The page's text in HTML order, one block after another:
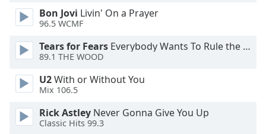
window.
Text
Color
Opacity
Text
Bon Jovi Livin' On a Prayer
96.5 WCMF
Tears for Fears Everybody Wants To Rule the World
89.1 THE WOOD
U2With or Without You
Mix 106.5
Rick Astley Never Gonna Give You Up
Classic Hits 99.3